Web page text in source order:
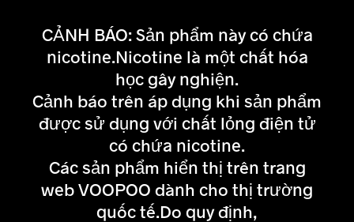
CẢNH BÁO: Sản phẩm này có chứa
nicotine.Nicotine là một chất hóa
học gây nghiện.
Cảnh báo trên áp dụng khi sản phẩm
được sử dụng với chất lỏng điện tử
có chứa nicotine.
Các sản phẩm hiển thị trên trang
web VOOPOO dành cho thị trường
quốc tế.Do quy định,